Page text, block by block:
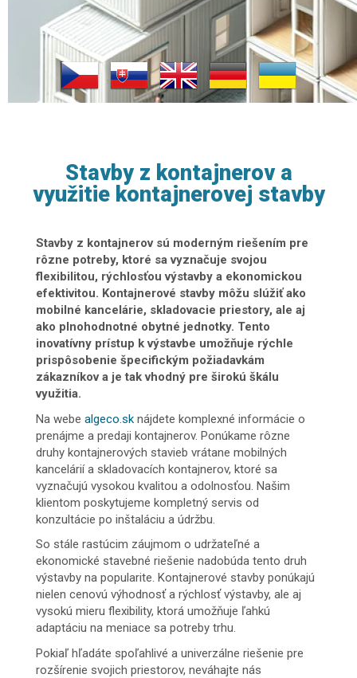
Stavby z kontajnerov a
využitie kontajnerovej stavby
Stavby z kontajnerov sú moderným riešením pre
rôzne potreby, ktoré sa vyznačuje svojou
flexibilitou, rýchlosťou výstavby a ekonomickou
efektivitou. Kontajnerové stavby môžu slúžiť ako
mobilné kancelárie, skladovacie priestory, ale aj
ako plnohodnotné obytné jednotky. Tento
inovatívny prístup k výstavbe umožňuje rýchle
prispôsobenie špecifickým požiadavkám
zákazníkov a je tak vhodný pre širokú škálu
využitia.
Na webe algeco.sk nájdete komplexné informácie o
prenájme a predaji kontajnerov. Ponúkame rôzne
druhy kontajnerových stavieb vrátane mobilných
kancelárií a skladovacích kontajnerov, ktoré sa
vyznačujú vysokou kvalitou a odolnosťou. Našim
klientom poskytujeme kompletný servis od
konzultácie po inštaláciu a údržbu.
So stále rastúcim záujmom o udržateľné a
ekonomické stavebné riešenie nadobúda tento druh
výstavby na popularite. Kontajnerové stavby ponúkajú
nielen cenovú výhodnosť a rýchlosť výstavby, ale aj
vysokú mieru flexibility, ktorá umožňuje ľahkú
adaptáciu na meniace sa potreby trhu.
Pokiaľ hľadáte spoľahlivé a univerzálne riešenie pre
rozšírenie svojich priestorov, neváhajte nás